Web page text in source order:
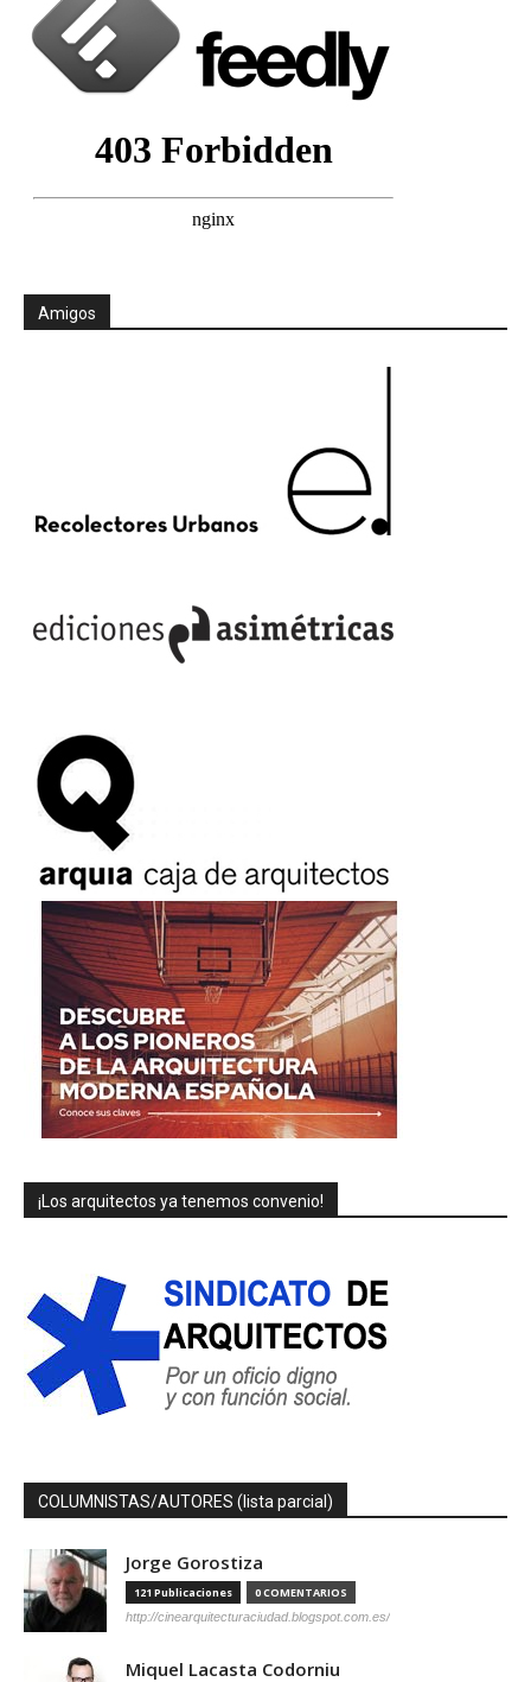
Amigos
¡Los arquitectos ya tenemos convenio!
COLUMNISTAS/AUTORES (lista parcial)
Jorge Gorostiza
121 Publicaciones 0 COMENTARIOS
http://cinearquitecturaciudad.blogspot.com.es/
Miquel Lacasta Codorniu